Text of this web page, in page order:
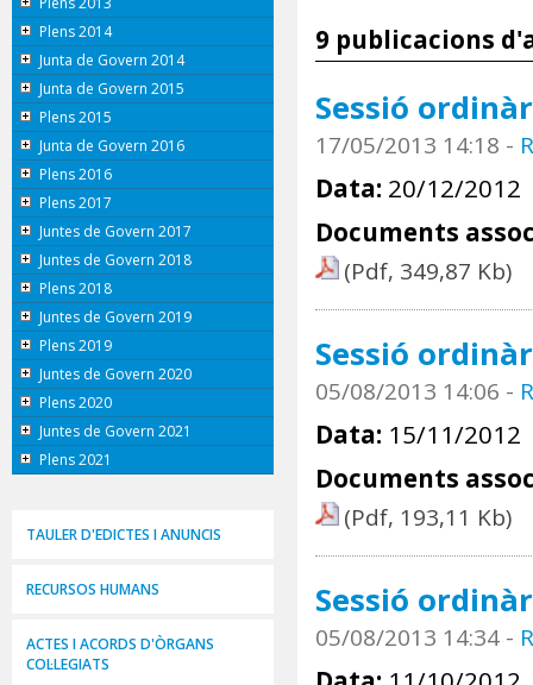
Plens 2014
Junta de Govern 2014
Junta de Govern 2015
Plens 2015
Junta de Govern 2016
Plens 2016
Plens 2017
Juntes de Govern 2017
Juntes de Govern 2018
Plens 2018
Juntes de Govern 2019
Plens 2019
Juntes de Govern 2020
Plens 2020
Juntes de Govern 2021
Plens 2021
TAULER D'EDICTES I ANUNCIS
RECURSOS HUMANS
ACTES I ACORDS D'ÒRGANS
COL·LEGIATS
9 publicacions
Sessió
17/05/2013 14:18 -
Data: 20/12/2012
Documents
(Pdf, 349,87 Kb)
Sessió
05/08/2013 14:06 -
Data: 15/11/2012
Documents
(Pdf, 193,11 Kb)
Sessió
05/08/2013 14:34 -